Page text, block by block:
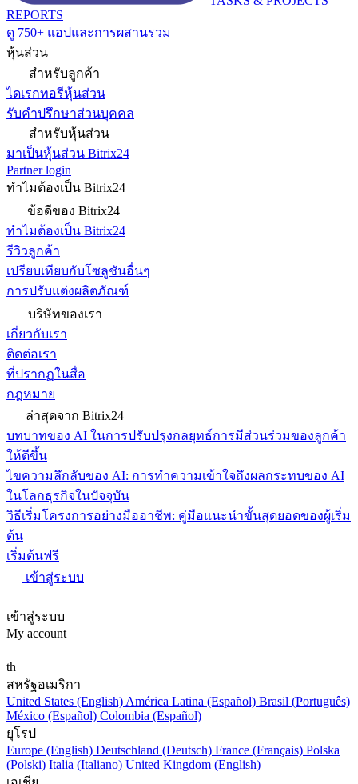
REPORTS
ดู 750+ แอปและการผสานรวม
หุ้นส่วน
สำหรับลูกค้า
ไดเรกทอรีหุ้นส่วน
รับคำปรึกษาส่วนบุคคล
สำหรับหุ้นส่วน
มาเป็นหุ้นส่วน Bitrix24
Partner login
ทำไมต้องเป็น Bitrix24
ข้อดีของ Bitrix24
ทำไมต้องเป็น Bitrix24
รีวิวลูกค้า
เปรียบเทียบกับโซลูชันอื่นๆ
การปรับแต่งผลิตภัณฑ์
บริษัทของเรา
เกี่ยวกับเรา
ติดต่อเรา
ที่ปรากฏในสื่อ
กฎหมาย
ล่าสุดจาก Bitrix24
บทบาทของ AI ในการปรับปรุงกลยุทธ์การมีส่วนร่วมของลูกค้า
ให้ดีขึ้น
ไขความลึกลับของ AI: การทำความเข้าใจถึงผลกระทบของ AI
ในโลกธุรกิจในปัจจุบัน
วิธีเริ่มโครงการอย่างมืออาชีพ: คู่มือแนะนำขั้นสุดยอดของผู้เริ่ม
ต้น
เริ่มต้นฟรี
เข้าสู่ระบบ
เข้าสู่ระบบ
My account
th
สหรัฐอเมริกา
United States (English) América Latina (Español) Brasil (Português)
México (Español) Colombia (Español)
ยุโรป
Europe (English) Deutschland (Deutsch) France (Français) Polska
(Polski) Italia (Italiano) United Kingdom (English)